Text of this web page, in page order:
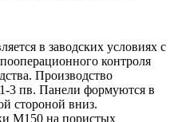
в заводских условиях с
контроля
Производство
3 пв. Панели формуются в
стороной вниз.
М150 на пористых